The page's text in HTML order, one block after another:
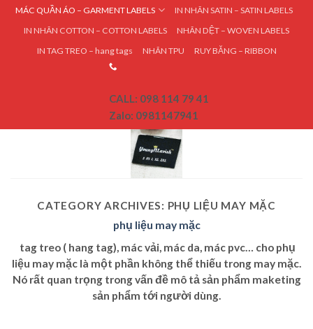
SkipMÁC QUẦN ÁO – GARMENT LABELS
IN NHÃN SATIN – SATIN LABELS
IN NHÃN COTTON – COTTON LABELS
NHÃN DỆT – WOVEN LABELS
IN TAG TREO – hang tags
NHÃN TPU RUY BĂNG – RIBBON
CALL: 098 114 79 41
Zalo: 0981147941
CATEGORY ARCHIVES: PHỤ LIỆU MAY MẶC
phụ liệu may mặc
tag treo ( hang tag), mác vải, mác da, mác pvc… cho phụ
liệu may mặc là một phần không thể thiếu trong may mặc.
Nó rất quan trọng trong vấn đề mô tả sản phẩm maketing
sản phẩm tới người dùng.